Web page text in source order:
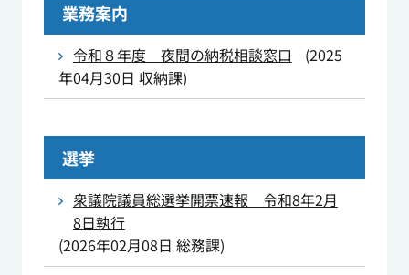
業務案内
令和８年度 夜間の納税相談窓口 (2025
年04月30日 収納課)
選挙
衆議院議員総選挙開票速報 令和8年2月
8日執行
(2026年02月08日 総務課)